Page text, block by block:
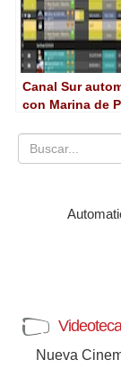
Canal Sur
con Marina de
Videoteca
Nueva